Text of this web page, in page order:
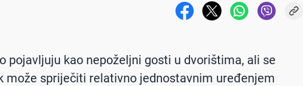
pojavljuju kao nepoželjni gosti u dvorištima, ali se
može spriječiti relativno jednostavnim uređenjem